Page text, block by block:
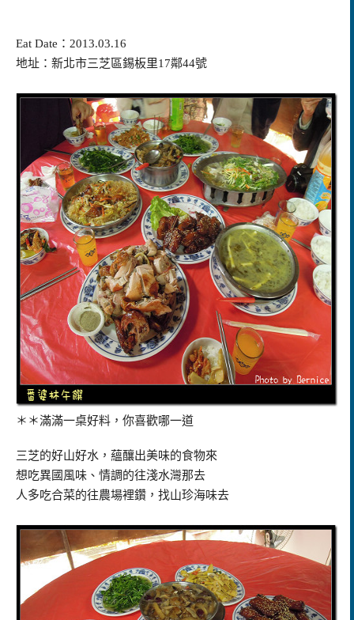
Eat Date：2013.03.16
地址：新北市三芝區錫板里17鄰44號
＊＊滿滿一桌好料，你喜歡哪一道
三芝的好山好水，蘊釀出美味的食物來
想吃異國風味、情調的往淺水灣那去
人多吃合菜的往農場裡鑽，找山珍海味去